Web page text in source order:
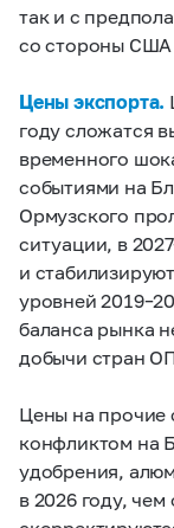
так и с
со стороны США
Цены экспорта.
году сложатся
временного
событиями на
Ормузского
ситуации, в
и
уровней
баланса рынка
добычи стран
Цены на прочие
конфликтом на
удобрения,
в 2026 году,